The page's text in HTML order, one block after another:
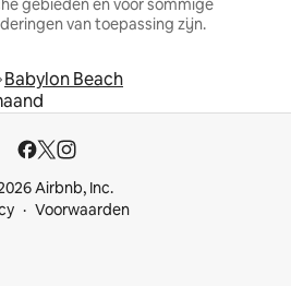
gebieden en voor sommige
van toepassing zijn.
Babylon Beach
Airbnb, Inc.
Voorwaarden